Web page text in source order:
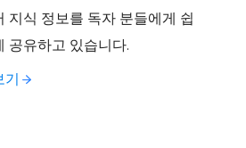
지식 정보를 독자 분들에게 쉽
공유하고 있습니다.